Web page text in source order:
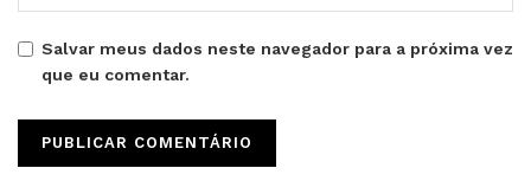
Salvar meus dados neste navegador para a próxima vez
que eu comentar.